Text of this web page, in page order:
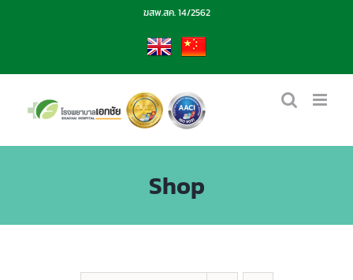
ฆสพ.สค. 14/2562
EN CN
Shop